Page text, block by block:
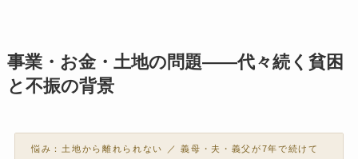
事業・お金・土地の問題——代々続く貧困
と不振の背景
悩み：土地から離れられない ／ 義母・夫・義父が7年で続けて